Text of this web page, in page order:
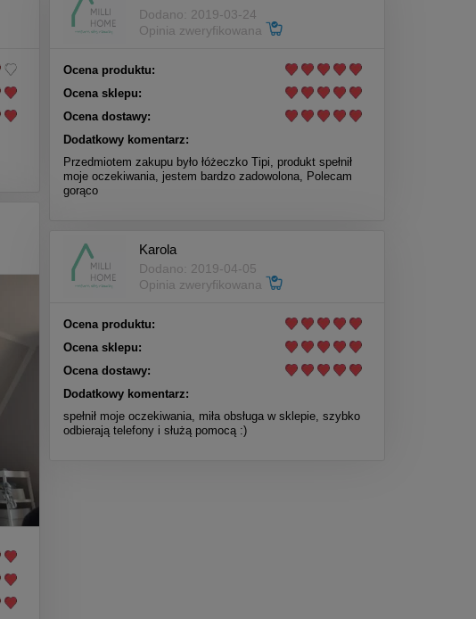
Dodano: 2019-03-24
Opinia zweryfikowana
Ocena produktu:
Ocena sklepu:
Ocena dostawy:
Dodatkowy komentarz:
Przedmiotem zakupu było łóżeczko Tipi, produkt spełnił
moje oczekiwania, jestem bardzo zadowolona, Polecam
gorąco
Karola
Dodano: 2019-04-05
Opinia zweryfikowana
Ocena produktu:
Ocena sklepu:
Ocena dostawy:
Dodatkowy komentarz:
spełnił moje oczekiwania, miła obsługa w sklepie, szybko
odbierają telefony i służą pomocą :)